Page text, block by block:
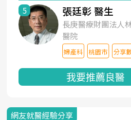
5 張廷彰 醫生
長庚醫療財團法人
醫院
婦產科 桃園市 分享
我要推薦良醫
網友就醫經驗分享